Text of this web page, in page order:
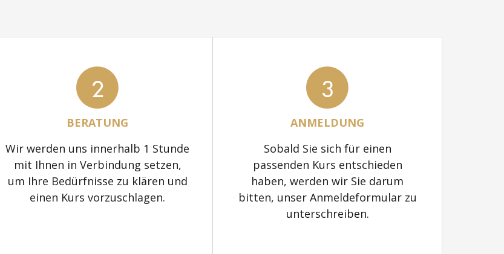
2
BERATUNG
Wir werden uns innerhalb 1 Stunde
mit Ihnen in Verbindung setzen,
um Ihre Bedürfnisse zu klären und
einen Kurs vorzuschlagen.
3
ANMELDUNG
Sobald Sie sich für einen
passenden Kurs entschieden
haben, werden wir Sie darum
bitten, unser Anmeldeformular zu
unterschreiben.